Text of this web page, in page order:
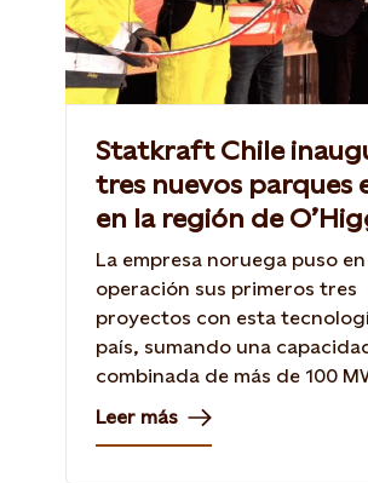
Statkraft Chile
tres nuevos parques
en la región de
La empresa noruega puso en
operación sus primeros tres
proyectos con esta
país, sumando una
combinada de más de 100
Leer más